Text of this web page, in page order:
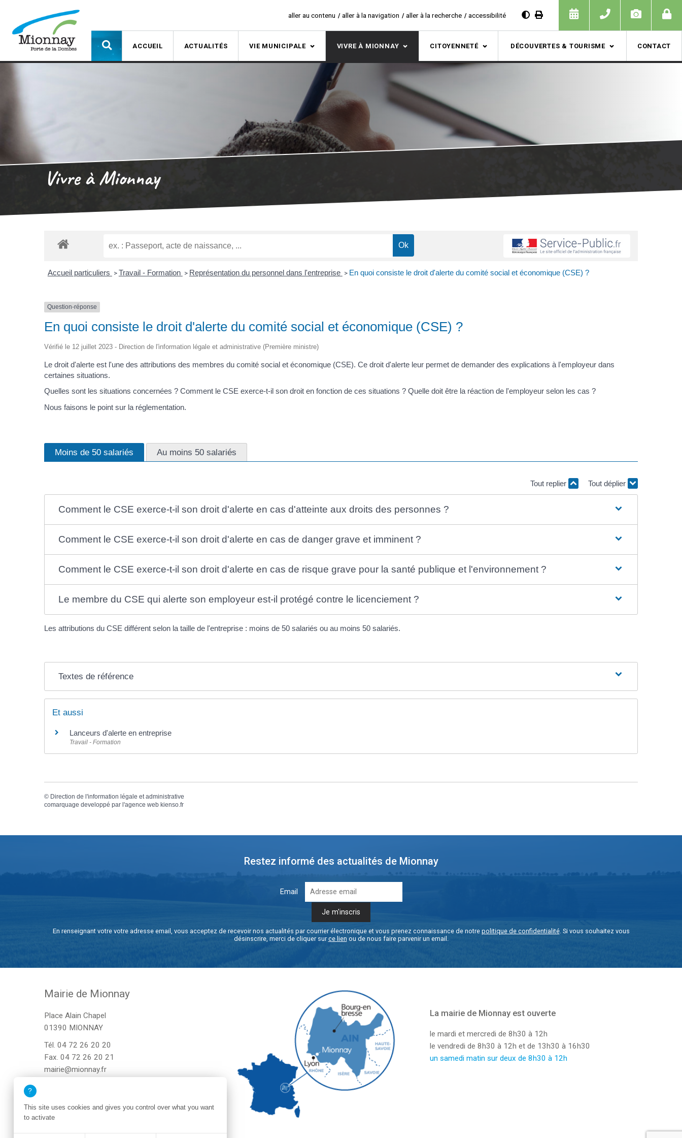
aller au contenu aller à la navigation aller à la recherche accessibilité
ACCUEIL ACTUALITÉS VIE MUNICIPALE VIVRE À MIONNAY CITOYENNETÉ DÉCOUVERTES & TOURISME CONTACT
Vivre à Mionnay
Accueil particuliers > Travail - Formation > Représentation du personnel dans l'entreprise > En quoi consiste le droit d'alerte du comité social et économique (CSE) ?
Question-réponse
En quoi consiste le droit d'alerte du comité social et économique (CSE) ?
Vérifié le 12 juillet 2023 - Direction de l'information légale et administrative (Première ministre)
Le droit d'alerte est l'une des attributions des membres du comité social et économique (CSE). Ce droit d'alerte leur permet de demander des explications à l'employeur dans
certaines situations.
Quelles sont les situations concernées ? Comment le CSE exerce-t-il son droit en fonction de ces situations ? Quelle doit être la réaction de l'employeur selon les cas ?
Nous faisons le point sur la réglementation.
Moins de 50 salariés Au moins 50 salariés
Tout replier Tout déplier
Comment le CSE exerce-t-il son droit d'alerte en cas d'atteinte aux droits des personnes ?
Comment le CSE exerce-t-il son droit d'alerte en cas de danger grave et imminent ?
Comment le CSE exerce-t-il son droit d'alerte en cas de risque grave pour la santé publique et l'environnement ?
Le membre du CSE qui alerte son employeur est-il protégé contre le licenciement ?
Les attributions du CSE différent selon la taille de l'entreprise : moins de 50 salariés ou au moins 50 salariés.
Textes de référence
Et aussi
Lanceurs d'alerte en entreprise
Travail - Formation
© Direction de l'information légale et administrative
comarquage developpé par l'agence web kienso.fr
Restez informé des actualités de Mionnay
Email
En renseignant votre votre adresse email, vous acceptez de recevoir nos actualités par courrier électronique et vous prenez connaissance de notre politique de confidentialité. Si vous souhaitez vous
désinscrire, merci de cliquer surce lien ou de nous faire parvenir un email.
Mairie de Mionnay
Place Alain Chapel
01390 MIONNAY
Tél.04 72 26 20 20
Fax. 04 72 26 20 21
mairie@mionnay.fr
La mairie de Mionnay est ouverte
le mardi et mercredi de 8h30 à 12h
le vendredi de 8h30 à 12h et de 13h30 à 16h30
un samedi matin sur deux de 8h30 à 12h
This site uses cookies and gives you control over what you want
to activate